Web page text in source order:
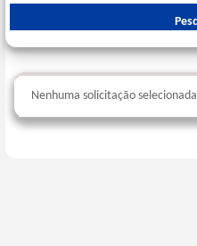
Nenhuma solicitação selecionada